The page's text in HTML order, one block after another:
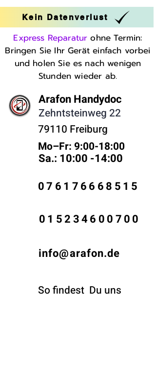
Kein Datenverlust
Express Reparatur ohne Termin:
Bringen Sie Ihr Gerät einfach vorbei
und holen Sie es nach wenigen
Stunden wieder ab.
Arafon Handydoc
Zehntsteinweg 22
79110 Freiburg
Mo–Fr: 9:00-18:00 ​
Sa.: 10:00 -14:00
076176668515
015234600700
info@arafon.de
So findest Du uns